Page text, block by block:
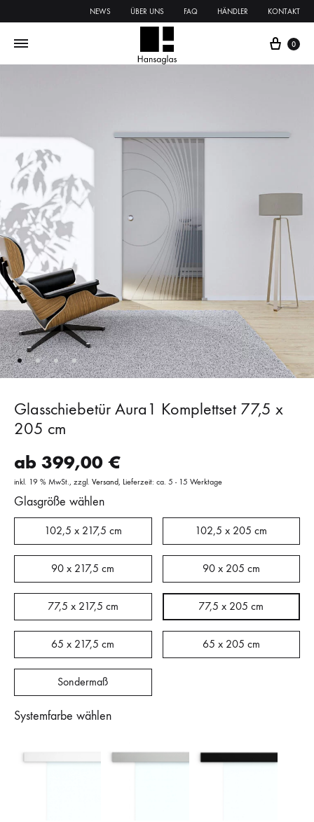
NEWS ÜBER UNS FAQ HÄNDLER KONTAKT
0
Glasschiebetür Aura1 Komplettset 77,5 x
205 cm
ab 399,00 €
inkl. 19 % MwSt. zzgl. Versand Lieferzeit: ca. 5 - 15 Werktage
Glasgröße wählen
102,5 x 217,5 cm 102,5 x 205 cm
90 x 217,5 cm 90 x 205 cm
77,5 x 217,5 cm 77,5 x 205 cm
65 x 217,5 cm 65 x 205 cm
Sondermaß
Systemfarbe wählen